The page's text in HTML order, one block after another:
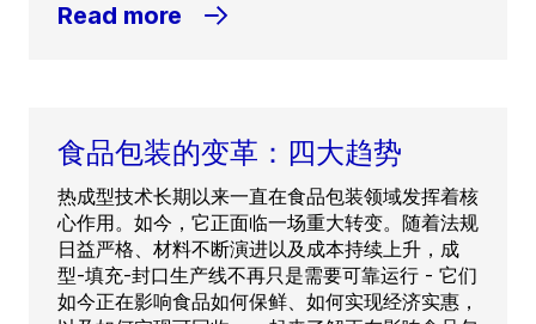
Read more
食品包装的变革：四大趋势
热成型技术长期以来一直在食品包装领域发挥着核
心作用。如今，它正面临一场重大转变。随着法规
日益严格、材料不断演进以及成本持续上升，成
型-填充-封口生产线不再只是需要可靠运行 - 它们
如今正在影响食品如何保鲜、如何实现经济实惠，